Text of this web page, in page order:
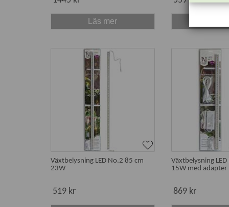
Läs mer
Växtbelysning LED No.2 85 cm
23W
519 kr
Växtbelysning
15W med adapter
869 kr